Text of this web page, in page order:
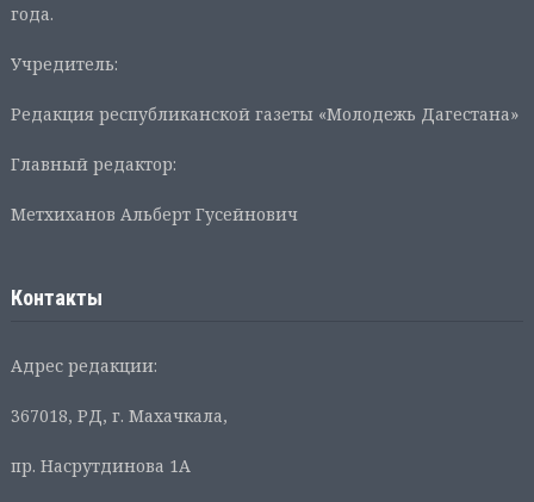
года.
Учредитель:
Редакция республиканской газеты «Молодежь Дагестана»
Главный редактор:
Метхиханов Альберт Гусейнович
Контакты
Адрес редакции:
367018, РД, г. Махачкала,
пр. Насрутдинова 1А